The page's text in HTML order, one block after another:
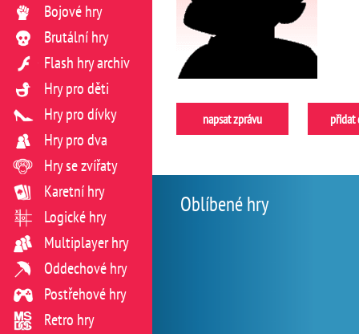
napsat zprávu přidat
Oblíbené hry
Bojové hry
Brutální hry
Flash hry archiv
Hry pro děti
Hry pro dívky
Hry pro dva
Hry se zvířaty
Karetní hry
Logické hry
Multiplayer hry
Oddechové hry
Postřehové hry
Retro hry